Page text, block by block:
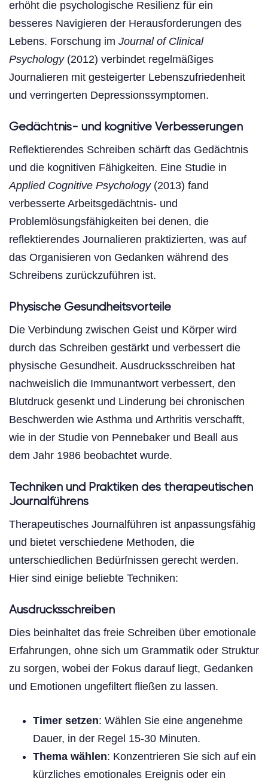
erhöht die psychologische Resilienz für ein
besseres Navigieren der Herausforderungen des
Lebens. Forschung im Journal of Clinical
Psychology(2012) verbindet regelmäßiges
Journalieren mit gesteigerter Lebenszufriedenheit
und verringerten Depressionssymptomen.
Gedächtnis- und kognitive Verbesserungen
Reflektierendes Schreiben schärft das Gedächtnis
und die kognitiven Fähigkeiten. Eine Studie in
Applied Cognitive Psychology(2013) fand
verbesserte Arbeitsgedächtnis- und
Problemlösungsfähigkeiten bei denen, die
reflektierendes Journalieren praktizierten, was auf
das Organisieren von Gedanken während des
Schreibens zurückzuführen ist.
Physische Gesundheitsvorteile
Die Verbindung zwischen Geist und Körper wird
durch das Schreiben gestärkt und verbessert die
physische Gesundheit. Ausdrucksschreiben hat
nachweislich die Immunantwort verbessert, den
Blutdruck gesenkt und Linderung bei chronischen
Beschwerden wie Asthma und Arthritis verschafft,
wie in der Studie von Pennebaker und Beall aus
dem Jahr 1986 beobachtet wurde.
Techniken und Praktiken des therapeutischen
Journalführens
Therapeutisches Journalführen ist anpassungsfähig
und bietet verschiedene Methoden, die
unterschiedlichen Bedürfnissen gerecht werden.
Hier sind einige beliebte Techniken:
Ausdrucksschreiben
Dies beinhaltet das freie Schreiben über emotionale
Erfahrungen, ohne sich um Grammatik oder Struktur
zu sorgen, wobei der Fokus darauf liegt, Gedanken
und Emotionen ungefiltert fließen zu lassen.
Timer setzen: Wählen Sie eine angenehme
Dauer, in der Regel 15-30 Minuten.
Thema wählen: Konzentrieren Sie sich auf ein
kürzliches emotionales Ereignis oder ein